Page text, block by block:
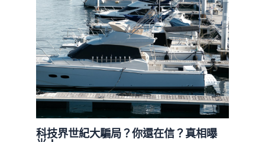
科技界世紀大騙局？你還在信？真相曝